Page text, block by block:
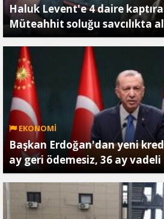
Haluk Levent'e 4 daire
Müteahhit soluğu savcılıkta
EKONOMİ
Başkan Erdoğan'dan yeni
ay geri ödemesiz, 36 ay vadeli